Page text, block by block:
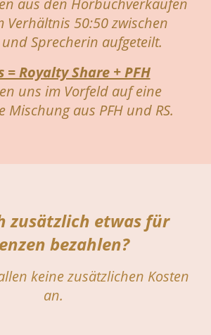
Verhältnis 50:50 zwischen
Sprecherin aufgeteilt.
= Royalty Share + PFH
uns im Vorfeld auf eine
aus PFH und RS.
zusätzlich etwas für
bezahlen?
keine zusätzlichen Kosten
an.